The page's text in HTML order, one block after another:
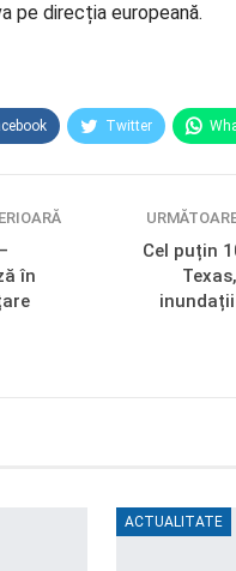
pe direcția europeană.
Twitter
OK.ru
în
Cel puțin
ACTUALITATE